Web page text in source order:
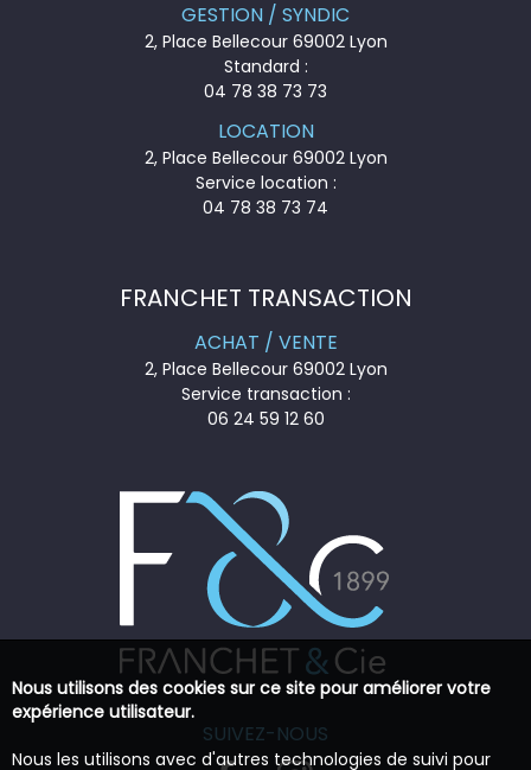
GESTION / SYNDIC
2, Place Bellecour 69002 Lyon
Standard :
04 78 38 73 73
LOCATION
2, Place Bellecour 69002 Lyon
Service location :
04 78 38 73 74
FRANCHET TRANSACTION
ACHAT / VENTE
2, Place Bellecour 69002 Lyon
Service transaction :
06 24 59 12 60
SUIVEZ-NOUS
Nous utilisons des cookies sur ce site pour améliorer votre
expérience utilisateur.
Nous les utilisons avec d'autres technologies de suivi pour